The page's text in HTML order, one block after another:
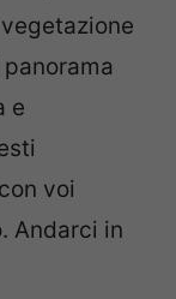
e
voi
Andarci in